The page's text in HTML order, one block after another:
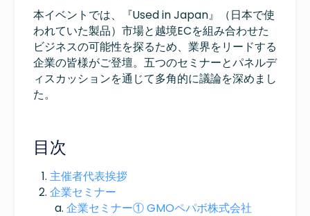
本イベントでは、『Used in Japan』（日本で使
われていた製品）市場と越境ECを組み合わせた
ビジネスの可能性を探るため、業界をリードする
企業の皆様がご登壇。五つのセミナーとパネルデ
ィスカッションを通じて多角的に議論を深めまし
た。
目次
主催者代表挨拶
企業セミナー
企業セミナー① GMOペパボ株式会社